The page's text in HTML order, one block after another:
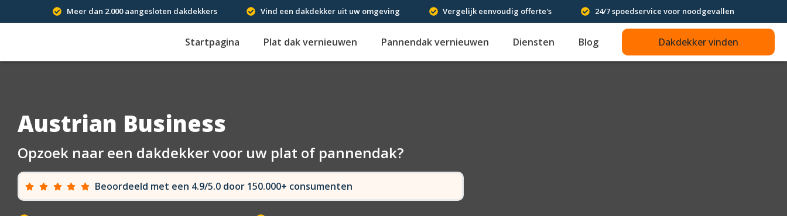
Meer dan 2.000 aangesloten dakdekkers Vind een dakdekker uit uw omgeving Vergelijk eenvoudig offerte's 24/7 spoedservice voor noodgevallen
Startpagina Plat dak vernieuwen Pannendak vernieuwen Diensten Blog Dakdekker vinden
Austrian Business
Opzoek naar een dakdekker voor uw plat of pannendak?
Beoordeeld met een 4.9/5.0 door 150.000+ consumenten